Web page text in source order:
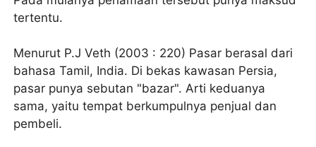
tertentu.
Menurut P.J Veth (2003 : 220) Pasar berasal dari
bahasa Tamil, India. Di bekas kawasan Persia,
pasar punya sebutan "bazar". Arti keduanya
sama, yaitu tempat berkumpulnya penjual dan
pembeli.